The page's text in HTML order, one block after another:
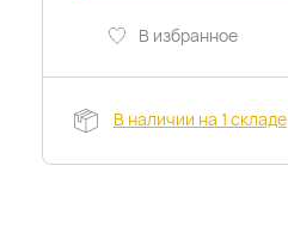
В избранное
В наличии на 1 складе